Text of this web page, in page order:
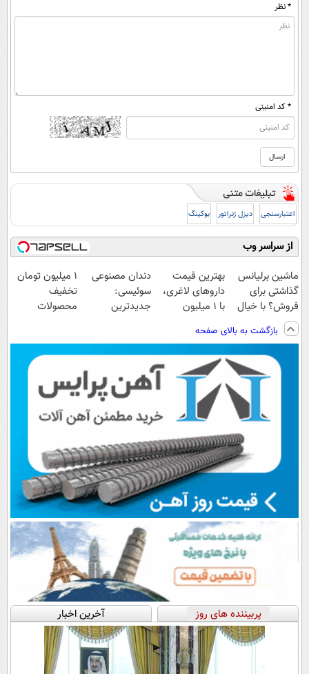
* نظر
* کد امنیتی
اعتبارسنجی دیزل ژنراتور بوکینگ
از سراسر وب
ماشین برلیانس
گذاشتی برای
فروش؟ با خیال
راحت بفروش
بهترین قیمت
داروهای لاغری،
با ۱ میلیون
از داروخانه‌
دندان مصنوعی
سوئیسی:
جدیدترین
پرداخت قسطی
۱ میلیون تومان
تخفیف
محصولات
شروع کاهش
بازگشت به بالای صفحه
پربیننده های روز آخرین اخبار